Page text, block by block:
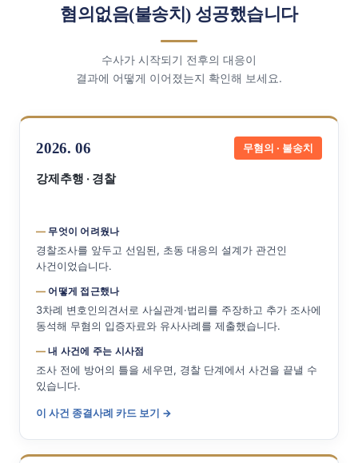
혐의없음(불송치) 성공했습니다
수사가 시작되기 전후의 대응이
결과에 어떻게 이어졌는지 확인해 보세요.
2026. 06 무혐의 · 불송치
강제추행 · 경찰
무엇이 어려웠나
경찰조사를 앞두고 선임된, 초동 대응의 설계가 관건인
사건이었습니다.
어떻게 접근했나
3차례 변호인의견서로 사실관계·법리를 주장하고 추가 조사에
동석해 무혐의 입증자료와 유사사례를 제출했습니다.
내 사건에 주는 시사점
조사 전에 방어의 틀을 세우면, 경찰 단계에서 사건을 끝낼 수
있습니다.
이 사건 종결사례 카드 보기 →